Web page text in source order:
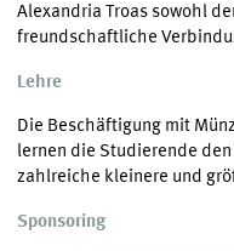
Alexandria Troas sowohl
freundschaftliche
Lehre
Die Beschäftigung mit
lernen die Studierende
zahlreiche kleinere und
Sponsoring